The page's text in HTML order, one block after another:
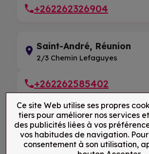
+262262326904
Saint-André, Réunion
2/3 Chemin Lefaguyes
+262262585402
Ce site Web utilise ses propres
tiers pour améliorer nos services
des publicités liées à vos
vos habitudes de navigation.
consentement à son utilisation,